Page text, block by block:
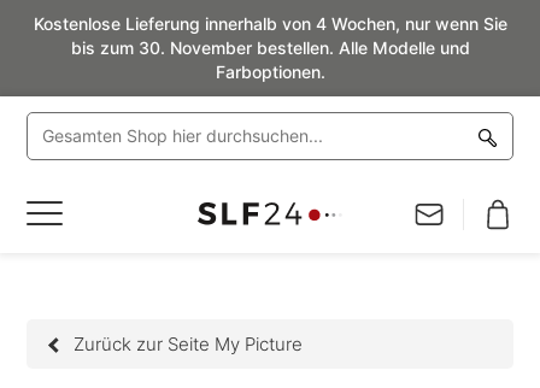
Kostenlose Lieferung innerhalb von 4 Wochen, nur wenn Sie
bis zum 30. November bestellen. Alle Modelle und
Farboptionen.
Navigation
Zurück zur Seite My Picture